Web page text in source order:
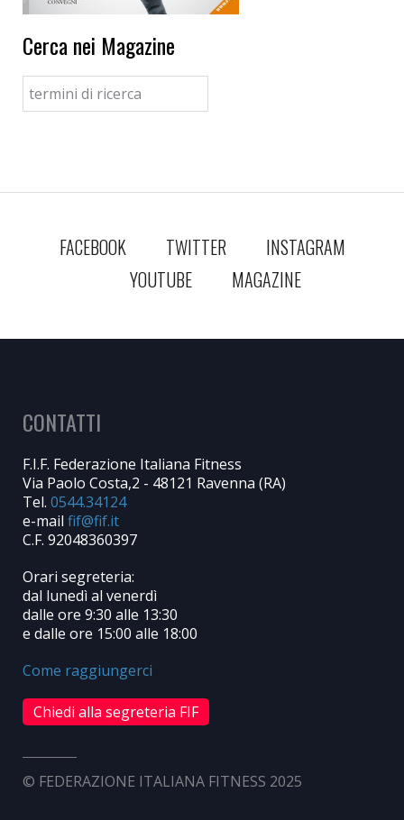
Cerca nei Magazine
FACEBOOK TWITTER
INSTAGRAM
YOUTUBE
MAGAZINE
CONTATTI
F.I.F. Federazione Italiana Fitness
Via Paolo Costa,2 - 48121 Ravenna (RA)
Tel. 0544.34124
e-mail
C.F. 92048360397
Orari segreteria:
dal lunedì al venerdì
dalle ore 9:30 alle 13:30
e dalle ore 15:00 alle 18:00
Come raggiungerci
Chiedi alla segreteria FIF
© FEDERAZIONE ITALIANA FITNESS 2025